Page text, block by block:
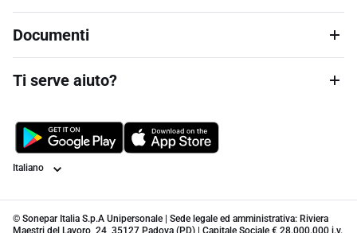
Documenti
Ti serve aiuto?
Lingua
© Sonepar Italia S.p.A Unipersonale | Sede legale ed amministrativa: Riviera
Maestri del Lavoro, 24, 35127 Padova (PD) | Capitale Sociale € 28.000.000 i.v.